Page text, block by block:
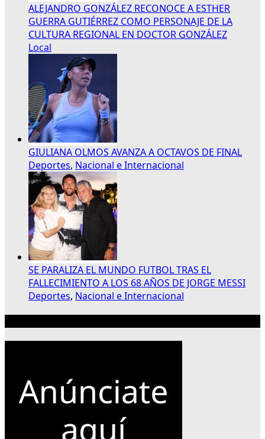
ALEJANDRO GONZÁLEZ RECONOCE A ESTHER
GUERRA GUTIÉRREZ COMO PERSONAJE DE LA
CULTURA REGIONAL EN DOCTOR GONZÁLEZ
Local
GIULIANA OLMOS AVANZA A OCTAVOS DE FINAL
Deportes, Nacional e Internacional
SE PARALIZA EL MUNDO FUTBOL TRAS EL
FALLECIMIENTO A LOS 68 AÑOS DE JORGE MESSI
Deportes, Nacional e Internacional